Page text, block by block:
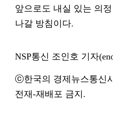
앞으로도 내실 있는 의
나갈 방침이다.
NSP통신 조인호 기자
ⓒ한국의 경제뉴스통신
전재-재배포 금지.